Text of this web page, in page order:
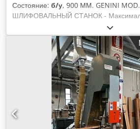
Состояние: б/у, 900 ММ. GENINI
ШЛИФОВАЛЬНЫЙ СТАНОК -
900 мм. Dksdpfewrn Uyjx Alfer -